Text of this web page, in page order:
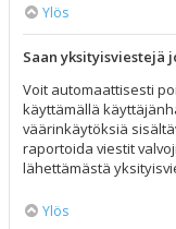
Ylös
Saan yksityisviestejä
Voit automaattisesti
käyttämällä
väärinkäytöksiä
raportoida viestit
lähettämästä
Ylös